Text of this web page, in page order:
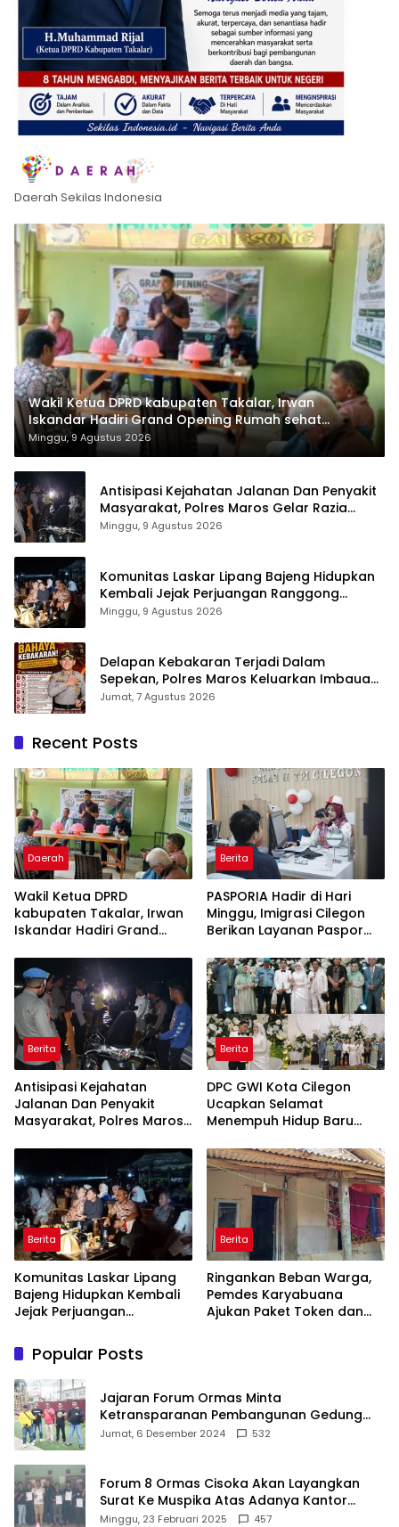
Daerah Sekilas Indonesia
Wakil Ketua DPRD kabupaten Takalar, Irwan
Iskandar Hadiri Grand Opening Rumah sehat
Pertama di Takalar, Melayani Terapis Gratis untuk
Pasien Dhuafa dan umum.
Minggu, 9 Agustus 2026
Antisipasi Kejahatan Jalanan Dan Penyakit
Masyarakat, Polres Maros Gelar Razia
Operasi Cipta Kondusif
Minggu, 9 Agustus 2026
Komunitas Laskar Lipang Bajeng Hidupkan
Kembali Jejak Perjuangan Ranggong
Daeng Romo, Wabup Takalar: Apresiasi
Minggu, 9 Agustus 2026
Delapan Kebakaran Terjadi Dalam
Sepekan, Polres Maros Keluarkan Imbauan
kepada Masyarakat
Jumat, 7 Agustus 2026
Recent Posts
Daerah
Wakil Ketua DPRD
kabupaten Takalar, Irwan
Iskandar Hadiri Grand
Pertama di Takalar,
Melayani Terapis Gratis
untuk Pasien Dhuafa dan
umum.
Berita
PASPORIA Hadir di Hari
Minggu, Imigrasi Cilegon
Berikan Layanan Paspor
Gratis
Berita
Antisipasi Kejahatan
Jalanan Dan Penyakit
Masyarakat, Polres Maros
Kondusif
Berita
DPC GWI Kota Cilegon
Ucapkan Selamat
Menempuh Hidup Baru
Tuanku Ihza Kemalsya
Damanik
Berita
Komunitas Laskar Lipang
Bajeng Hidupkan Kembali
Jejak Perjuangan
Wabup Takalar: Apresiasi
Bahwa Sejarah Adalah
Warisan yang Tak Ternilai”.
Berita
Ringankan Beban Warga,
Pemdes Karyabuana
Ajukan Paket Token dan
Popular Posts
Jajaran Forum Ormas Minta
Ketransparanan Pembangunan Gedung
Damkar Di Kecamatan Cisoka
Jumat, 6 Desember 2024 532
Forum 8 Ormas Cisoka Akan Layangkan
Surat Ke Muspika Atas Adanya Kantor
Matel di Cisoka
Minggu, 23 Februari 2025 457